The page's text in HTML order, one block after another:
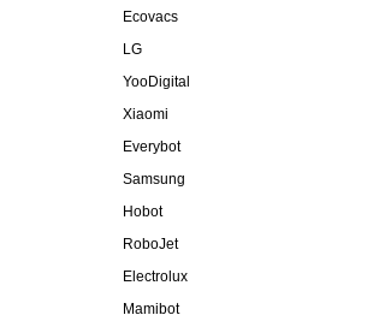
Ecovacs
LG
YooDigital
Xiaomi
Everybot
Samsung
Hobot
RoboJet
Electrolux
Mamibot